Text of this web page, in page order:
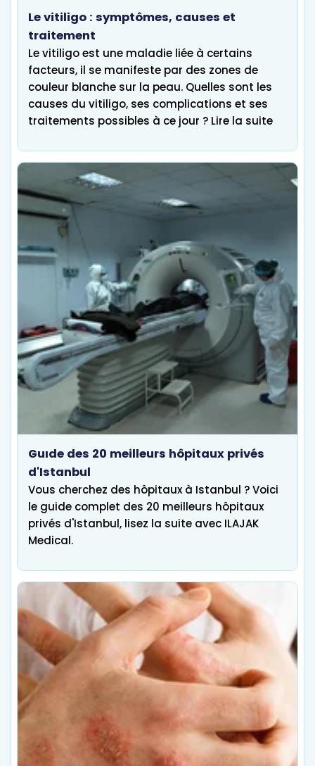
Le vitiligo : symptômes, causes et
traitement
Le vitiligo est une maladie liée à certains
facteurs, il se manifeste par des zones de
couleur blanche sur la peau. Quelles sont les
causes du vitiligo, ses complications et ses
traitements possibles à ce jour ? Lire la suite
Guıde des 20 meilleurs hôpitaux privés
d'Istanbul
Vous cherchez des hôpitaux à Istanbul ? Voici
le guide complet des 20 meilleurs hôpitaux
privés d'Istanbul, lisez la suite avec ILAJAK
Medical.